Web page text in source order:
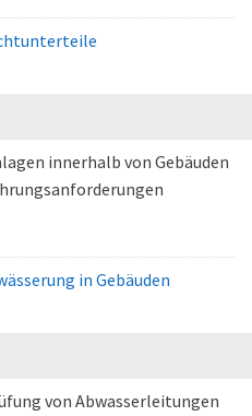
innerhalb von Gebäuden
in Gebäuden
von Abwasserleitungen